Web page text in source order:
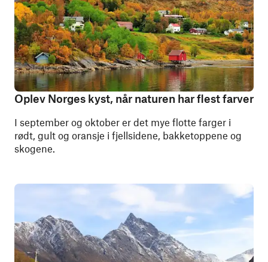
Oplev Norges kyst, når naturen har flest farver
I september og oktober er det mye flotte farger i
rødt, gult og oransje i fjellsidene, bakketoppene og
skogene.